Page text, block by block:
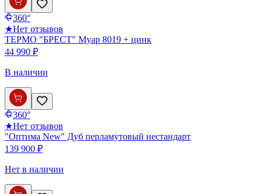
360°
★Нет отзывов
ТЕРМО "БРЕСТ" Муар 8019 + цинк
44 990 ₽
В наличии
360°
★Нет отзывов
"Оптима New" Дуб перламутовый нестандарт
139 900 ₽
Нет в наличии